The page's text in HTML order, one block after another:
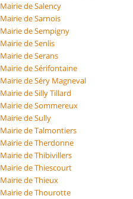
Mairie de Salency
Mairie de Sarnois
Mairie de Sempigny
Mairie de Senlis
Mairie de Serans
Mairie de Sérifontaine
Mairie de Séry Magneval
Mairie de Silly Tillard
Mairie de Sommereux
Mairie de Sully
Mairie de Talmontiers
Mairie de Therdonne
Mairie de Thibivillers
Mairie de Thiescourt
Mairie de Thieux
Mairie de Thourotte